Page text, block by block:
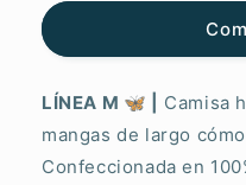
LÍNEA M 🦋 |
Camisa
mangas de largo
Confeccionada en